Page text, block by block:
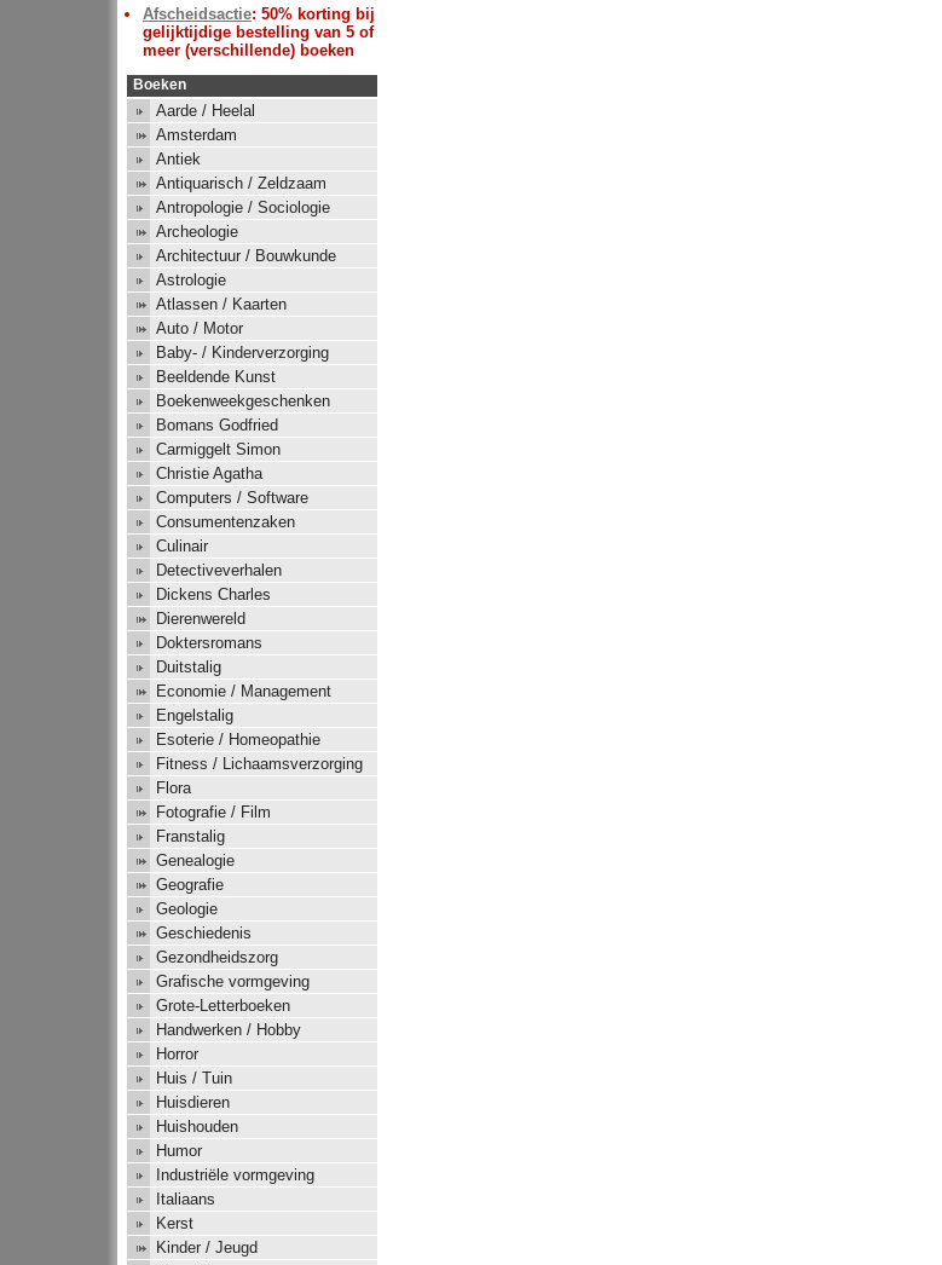
Afscheidsactie: 50% korting bij
gelijktijdige bestelling van 5 of
meer (verschillende) boeken
Boeken
Aarde / Heelal
Amsterdam
Antiek
Antiquarisch / Zeldzaam
Antropologie / Sociologie
Archeologie
Architectuur / Bouwkunde
Astrologie
Atlassen / Kaarten
Auto / Motor
Baby- / Kinderverzorging
Beeldende Kunst
Boekenweekgeschenken
Bomans Godfried
Carmiggelt Simon
Christie Agatha
Computers / Software
Consumentenzaken
Culinair
Detectiveverhalen
Dickens Charles
Dierenwereld
Doktersromans
Duitstalig
Economie / Management
Engelstalig
Esoterie / Homeopathie
Fitness / Lichaamsverzorging
Flora
Fotografie / Film
Franstalig
Genealogie
Geografie
Geologie
Geschiedenis
Gezondheidszorg
Grafische vormgeving
Grote-Letterboeken
Handwerken / Hobby
Horror
Huis / Tuin
Huisdieren
Huishouden
Humor
Industriële vormgeving
Italiaans
Kerst
Kinder / Jeugd